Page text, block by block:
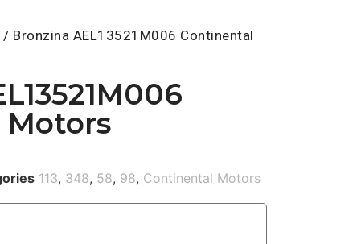
/ Bronzina AEL13521M006 Continental
113, 348, 58, 98, Continental Motors